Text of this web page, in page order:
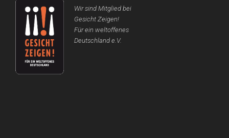
Wir sind Mitglied bei
Gesicht Zeigen!
Für ein weltoffenes
Deutschland e.V.